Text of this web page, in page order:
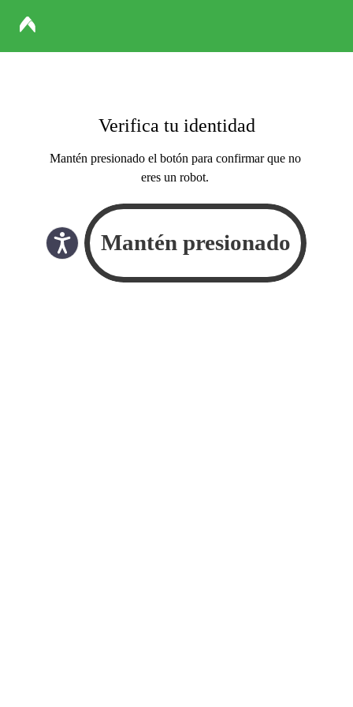
Verifica tu identidad
Mantén presionado el botón para confirmar que no
eres un robot.